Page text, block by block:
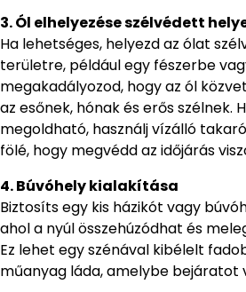
3. Ól elhelyezése szélvédett
Ha lehetséges, helyezd az ólat
területre, például egy fészerbe
megakadályozod, hogy az ól
az esőnek, hónak és erős szélnek.
megoldható, használj vízálló
fölé, hogy megvédd az időjárás
4. Búvóhely kialakítása
Biztosíts egy kis házikót vagy
ahol a nyúl összehúzódhat és
Ez lehet egy szénával kibélelt
műanyag láda, amelybe bejáratot